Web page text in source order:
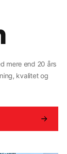
mere end 20 års
kvalitet og